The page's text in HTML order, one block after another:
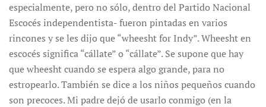
especialmente, pero no sólo, dentro del Partido Nacional
Escocés independentista- fueron pintadas en varios
rincones y se les dijo que “wheesht for Indy”. Wheesht en
escocés significa “cállate” o “cállate”. Se supone que hay
que wheesht cuando se espera algo grande, para no
estropearlo. También se dice a los niños pequeños cuando
son precoces. Mi padre dejó de usarlo conmigo (en la